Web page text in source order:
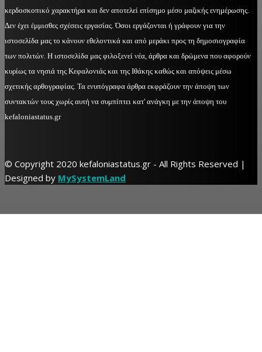
κερδοσκοπικό χαρακτήρα και δεν αποτελεί επίσημο μέσο μαζικής ενημέρωσης.
Δεν έχει έμμισθες σχέσεις εργασίας. Όσοι εργάζονται ή γράφουν για την
ιστοσελίδα μας το κάνουν εθελοντικά και από μεράκι προς τη δημοσιογραφία
των πολιτών. Η ιστοσελίδα μας φιλοξενεί νέα, άρθρα και δρώμενα που αφορούν
κυρίως τα νησιά της Κεφαλονιάς και της Ιθάκης καθώς και απόψεις μέσω
σχετικής αρθογραφίας. Τα ενυπόγραφα άρθρα εκφράζουν την άποψη των
συντακτών τους χωρίς αυτή να συμπίπτει κατ' ανάγκη με την άποψη του
kefaloniastatus.gr
© Copyright 2020 kefaloniastatus.gr - All Rights Reserved |
Designed by MySystemLand